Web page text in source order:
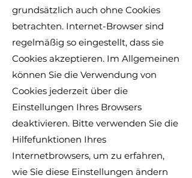
grundsätzlich auch ohne Cookies
betrachten. Internet-Browser sind
regelmäßig so eingestellt, dass sie
Cookies akzeptieren. Im Allgemeinen
können Sie die Verwendung von
Cookies jederzeit über die
Einstellungen Ihres Browsers
deaktivieren. Bitte verwenden Sie die
Hilfefunktionen Ihres
Internetbrowsers, um zu erfahren,
wie Sie diese Einstellungen ändern